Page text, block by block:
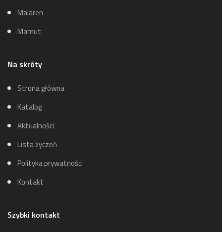
Malaren
Mamut
Na skróty
Strona główna
Katalog
Aktualności
Lista życzeń
Polityka prywatności
Kontakt
Szybki kontakt